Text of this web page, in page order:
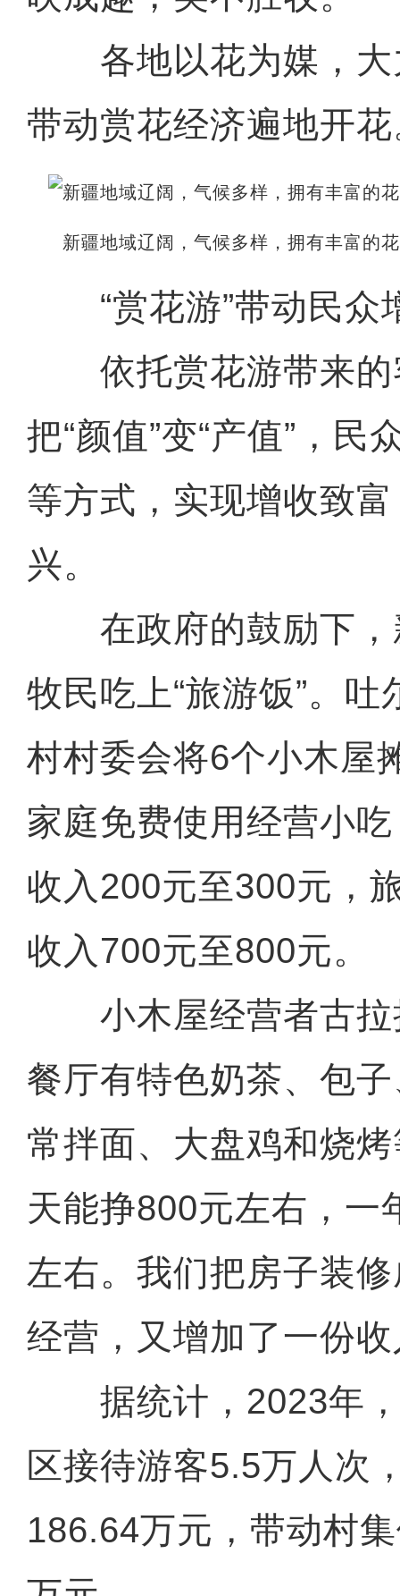
各地以花为媒，大
带动赏花经济遍地开
新疆地域辽阔，气候多样，拥有丰富的
“赏花游”带动民众
依托赏花游带来的
把“颜值”变“产值”，民
等方式，实现增收致
兴。
在政府的鼓励下，
牧民吃上“旅游饭”。
村村委会将6个小木屋
家庭免费使用经营小
收入200元至300元，
收入700元至800元。
小木屋经营者古拉
餐厅有特色奶茶、包
常拌面、大盘鸡和烧
天能挣800元左右，一
左右。我们把房子装
经营，又增加了一份收
据统计，2023年，
区接待游客5.5万人次
186.64万元，带动村